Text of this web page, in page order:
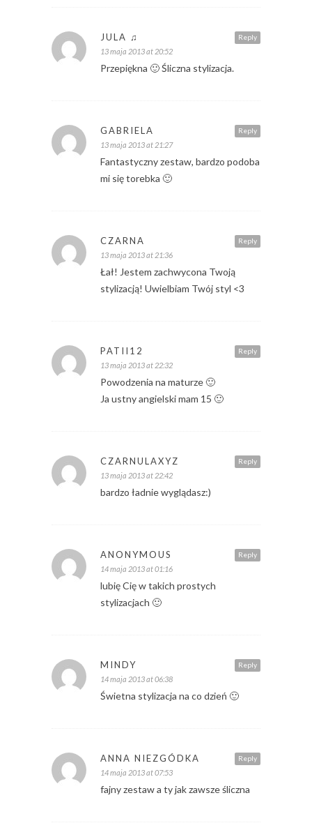
Reply
JULA ♫
13 maja 2013 at 20:52
Przepiękna 🙂 Śliczna stylizacja.
Reply
GABRIELA
13 maja 2013 at 21:27
Fantastyczny zestaw, bardzo podoba
mi się torebka 🙂
Reply
CZARNA
13 maja 2013 at 21:36
Łał! Jestem zachwycona Twoją
stylizacją! Uwielbiam Twój styl <3
Reply
PATII12
13 maja 2013 at 22:32
Powodzenia na maturze 🙂
Ja ustny angielski mam 15 🙂
Reply
CZARNULAXYZ
13 maja 2013 at 22:42
bardzo ładnie wyglądasz:)
Reply
ANONYMOUS
14 maja 2013 at 01:16
lubię Cię w takich prostych
stylizacjach 🙂
Reply
MINDY
14 maja 2013 at 06:38
Świetna stylizacja na co dzień 🙂
Reply
ANNA NIEZGÓDKA
14 maja 2013 at 07:53
fajny zestaw a ty jak zawsze śliczna